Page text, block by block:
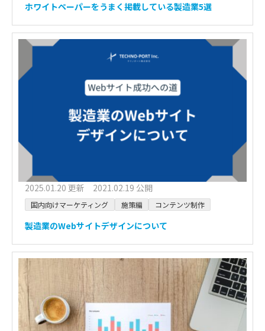
ホワイトペーパーをうまく掲載している製造業5選
2025.01.20 更新 2021.02.19 公開
国内向けマーケティング 施策編 コンテンツ制作
製造業のWebサイトデザインについて